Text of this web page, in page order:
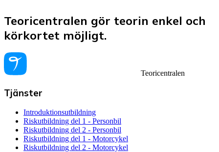
Teoricentralen gör teorin enkel och
körkortet möjligt.
Teoricentralen
Tjänster
Introduktionsutbildning
Riskutbildning del 1 - Personbil
Riskutbildning del 2 - Personbil
Riskutbildning del 1 - Motorcykel
Riskutbildning del 2 - Motorcykel